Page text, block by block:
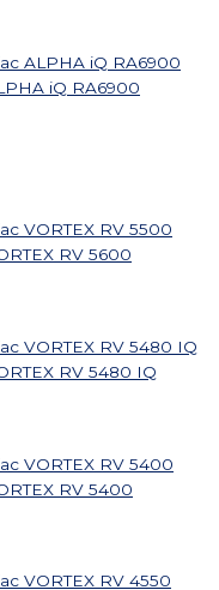
ALPHA iQ RA6900
VORTEX RV 5500
VORTEX RV 5480 IQ
VORTEX RV 5400
VORTEX RV 4550